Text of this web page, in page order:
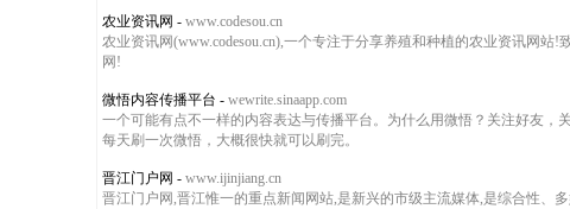
农业资讯网 - www.codesou.cn
农业资讯网(www.codesou.cn),一个专注于分享养殖和种植的农业资讯网
网!
微悟内容传播平台 - wewrite.sinaapp.com
一个可能有点不一样的内容表达与传播平台。为什么用微悟？关注好友，
每天刷一次微悟，大概很快就可以刷完。
晋江门户网 - www.ijinjiang.cn
晋江门户网,晋江惟一的重点新闻网站,是新兴的市级主流媒体,是综合性、